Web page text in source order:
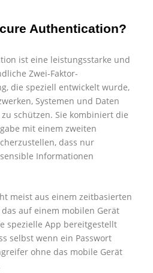
Authentication?
ist eine leistungsstarke und
Zwei-Faktor-
die speziell entwickelt wurde,
Systemen und Daten
schützen. Sie kombiniert die
mit einem zweiten
dass nur
Informationen
meist aus einem zeitbasierten
das auf einem mobilen Gerät
spezielle App bereitgestellt
selbst wenn ein Passwort
ohne das mobile Gerät